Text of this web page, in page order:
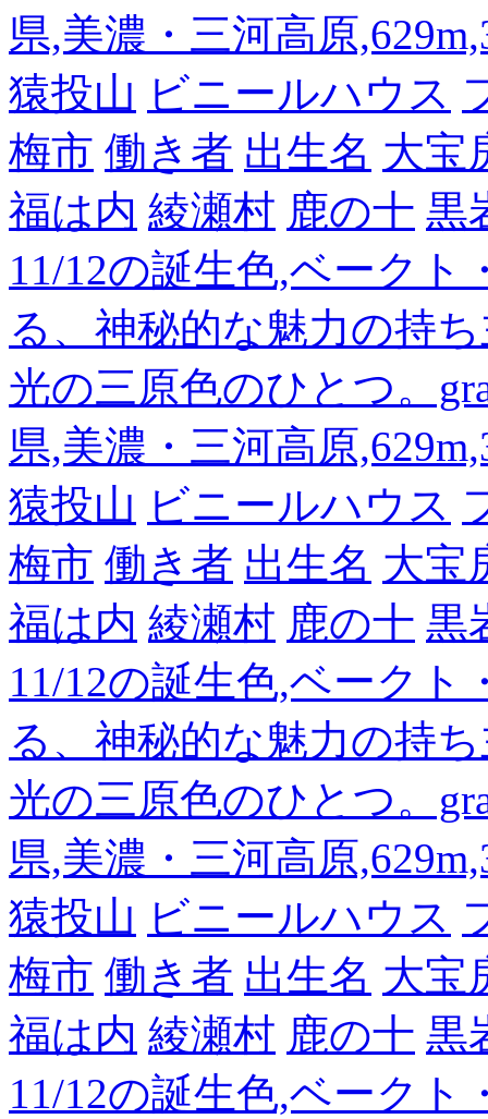
県,美濃・三河高原
猿投山 ビニールハウス
梅市 働き者 出生名 大宝
福は内 綾瀬村 鹿の十 黒
11/12の誕生色,ベーク
る、神秘的な魅力の持
光の三原色のひとつ。
県,美濃・三河高原
猿投山 ビニールハウス
梅市 働き者 出生名 大宝
福は内 綾瀬村 鹿の十 黒
11/12の誕生色,ベーク
る、神秘的な魅力の持
光の三原色のひとつ。
県,美濃・三河高原
猿投山 ビニールハウス
梅市 働き者 出生名 大宝
福は内 綾瀬村 鹿の十 黒
11/12の誕生色,ベーク